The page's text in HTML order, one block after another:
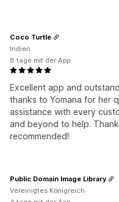
Excellent app and
thanks to Yomana for her
assistance with every
and beyond to help.
recommended!
Coco Turtle
Indien
8 tage mit der App
Public Domain Image Library
Vereinigtes Königreich